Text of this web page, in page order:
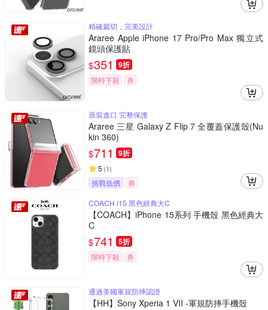
精確裁切，完美設計
Araree Apple iPhone 17 Pro/Pro Max 獨立式
鏡頭保護貼
$351 9折
限時下殺 券
原裝進口 完整保護
Araree 三星 Galaxy Z Flip 7 全覆蓋保護殼(Nu
kin 360)
$711 9折
5 (1)
挑戰低價
券
COACH i15 黑色經典大C
【COACH】iPhone 15系列 手機殼 黑色經典大
C
$741 5折
限時下殺 券
通過美國軍規防摔認證
【HH】Sony Xperia 1 VII -軍規防摔手機殼